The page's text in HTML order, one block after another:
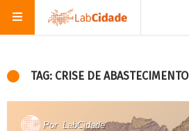
TAG: CRISE DE ABASTECIMENTO
Por LabCidade